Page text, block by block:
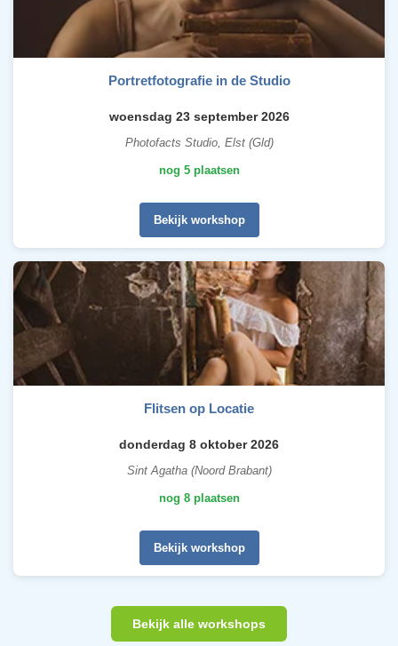
Portretfotografie in de Studio
woensdag 23 september 2026
Photofacts Studio, Elst (Gld)
nog 5 plaatsen
Bekijk workshop
Flitsen op Locatie
donderdag 8 oktober 2026
Sint Agatha (Noord Brabant)
nog 8 plaatsen
Bekijk workshop
Bekijk alle workshops